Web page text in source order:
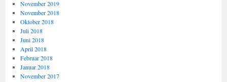
November 2019
November 2018
Oktober 2018
Juli 2018
Juni 2018
April 2018
Februar 2018
Januar 2018
November 2017